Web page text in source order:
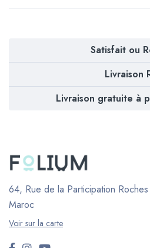
Satisfait ou
Livraison
Livraison gratuite à
64, Rue de la Participation
Maroc
Voir sur la carte